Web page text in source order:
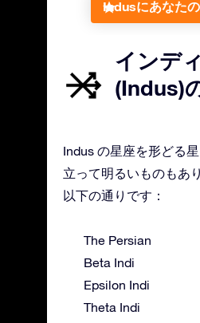
Indusにあなた
インデ
(Indus)
Indus の星座を形どる
立って明るいものもあ
以下の通りです：
The Persian
Beta Indi
Epsilon Indi
Theta Indi